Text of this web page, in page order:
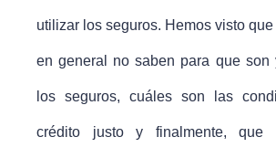
utilizar los seguros. Hemos visto
en general no saben para que son
los seguros, cuáles son las
crédito justo y finalmente, que